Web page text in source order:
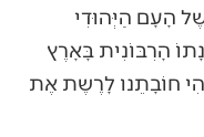
הָעָם הַיְּהוּדִי
הָרִבּוֹנִית בָּאָרֶץ
חוֹבָתֵנו לָרֶשֶת אֶת